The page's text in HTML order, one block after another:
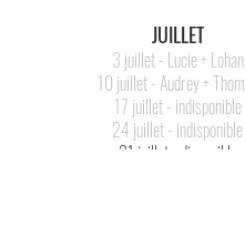
JUILLET
3 juillet - Lucie + Lohan
10 juillet - Audrey +
17 juillet - indisponible
24 juillet - indisponible
31 juillet - disponible